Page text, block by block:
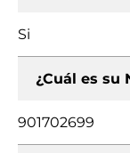
Si
¿Cuál es su
901702699